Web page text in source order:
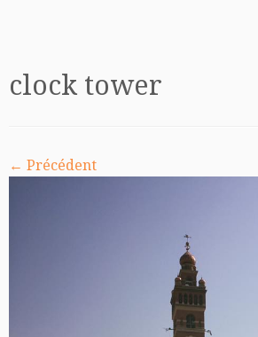
clock tower
← Précédent